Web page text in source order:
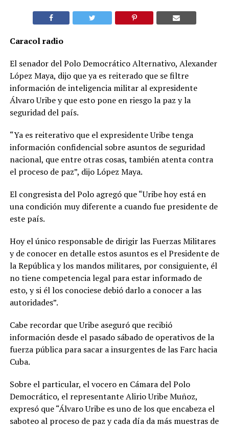
Caracol radio
El senador del Polo Democrático Alternativo, Alexander
López Maya, dijo que ya es reiterado que se filtre
información de inteligencia militar al expresidente
Álvaro Uribe y que esto pone en riesgo la paz y la
seguridad del país.
“Ya es reiterativo que el expresidente Uribe tenga
información confidencial sobre asuntos de seguridad
nacional, que entre otras cosas, también atenta contra
el proceso de paz”, dijo López Maya.
El congresista del Polo agregó que “Uribe hoy está en
una condición muy diferente a cuando fue presidente de
este país.
Hoy el único responsable de dirigir las Fuerzas Militares
y de conocer en detalle estos asuntos es el Presidente de
la República y los mandos militares, por consiguiente, él
no tiene competencia legal para estar informado de
esto, y si él los conociese debió darlo a conocer a las
autoridades”.
Cabe recordar que Uribe aseguró que recibió
información desde el pasado sábado de operativos de la
fuerza pública para sacar a insurgentes de las Farc hacia
Cuba.
Sobre el particular, el vocero en Cámara del Polo
Democrático, el representante Alirio Uribe Muñoz,
expresó que “Álvaro Uribe es uno de los que encabeza el
saboteo al proceso de paz y cada día da más muestras de